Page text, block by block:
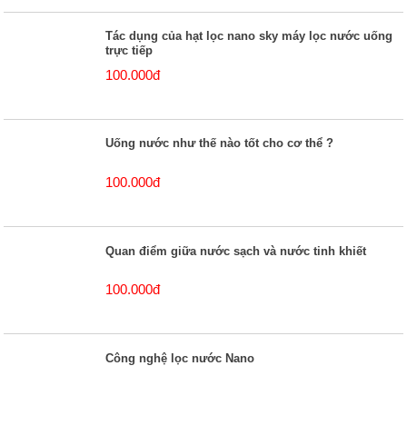
Tác dụng của hạt lọc nano sky máy lọc nước uống
trực tiếp
100.000đ
Uống nước như thế nào tốt cho cơ thể ?
100.000đ
Quan điểm giữa nước sạch và nước tinh khiết
100.000đ
Công nghệ lọc nước Nano